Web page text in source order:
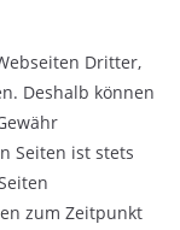
Dritter,
Deshalb können
Seiten ist stets
zum Zeitpunkt